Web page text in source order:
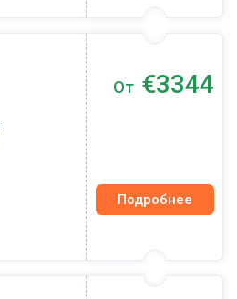
От €3344
Подробнее
Друзья, хотелось бы сказать несколько добрых
слов о компании Sailica yacht с которой мы
провели чартер на майские праздники. Хочу
отметить отличную работу сотрудников
компании на всех этапах мероприятия, при
подготовке чартера получали быстро
исчерпывающие ответы на все вопросы,
информационную поддержку и разрешение
вопросов связанных с различными
организационными вопросами.